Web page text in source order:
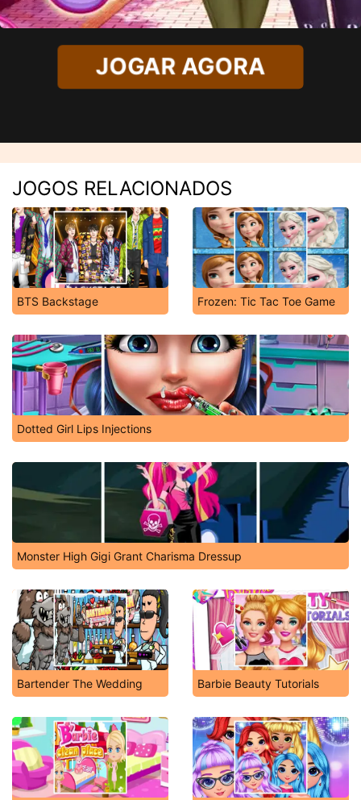
JOGAR AGORA
JOGOS RELACIONADOS
BTS Backstage Frozen: Tic Tac Toe Game
Dotted Girl Lips Injections
Monster High Gigi Grant Charisma Dressup
Bartender The Wedding Barbie Beauty Tutorials